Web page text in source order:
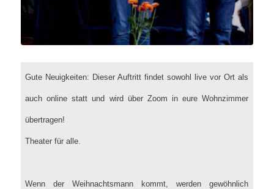
Gute Neuigkeiten: Dieser Auftritt findet sowohl live vor Ort als
auch online statt und wird über Zoom in eure Wohnzimmer
übertragen!
Theater für alle.
Wenn der Weihnachtsmann kommt, werden gewöhnlich